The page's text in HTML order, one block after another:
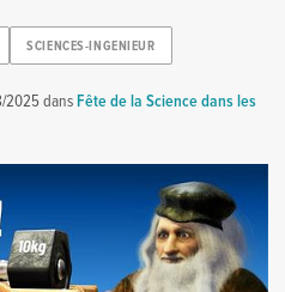
SCIENCES-INGENIEUR
2025dansFête de la Science dans les